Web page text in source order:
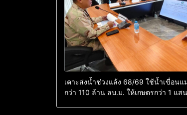
เคาะส่งน้ำช่วงแล้ง 68/69 ใช้น้ำเขื่อนแ
กว่า 110 ล้าน ลบ.ม. ให้เกษตรกว่า 1 แส